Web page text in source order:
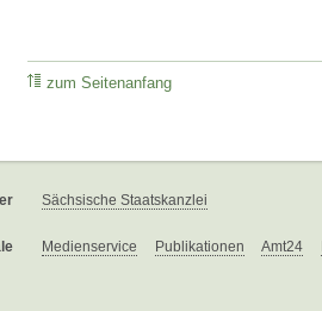
zum Seitenanfang
Sächsische Staatskanzlei
Medienservice Publikationen Amt24